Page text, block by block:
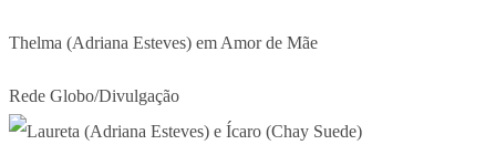
Thelma (Adriana Esteves) em Amor de Mãe
Rede Globo/Divulgação